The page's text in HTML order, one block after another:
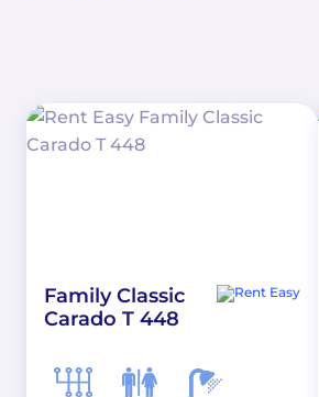
Family Classic
Carado T 448